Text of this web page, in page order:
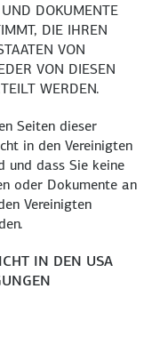
DOKUMENTE
DIE IHREN
VON
VON DIESEN
WERDEN.
Seiten dieser
in den Vereinigten
und dass Sie keine
oder Dokumente an
Vereinigten
IN DEN USA